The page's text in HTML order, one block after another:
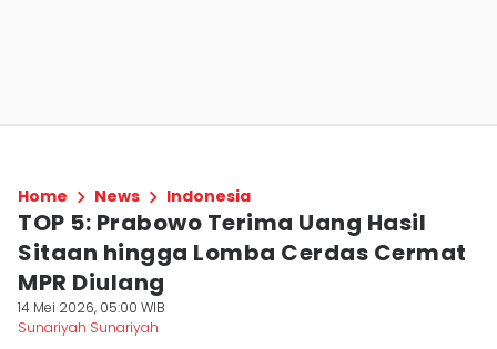
Home News Indonesia
TOP 5: Prabowo Terima Uang Hasil
Sitaan hingga Lomba Cerdas Cermat
MPR Diulang
14 Mei 2026, 05:00 WIB
Sunariyah Sunariyah